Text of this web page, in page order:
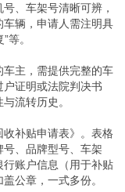
、车架号清晰可辨，
辆，申请人需注明具
等。
主，需提供完整的车
证明或法院判决书
流转历史。
补贴申请表》。表格
、品牌型号、车架
账户信息（用于补贴
公章，一式多份。